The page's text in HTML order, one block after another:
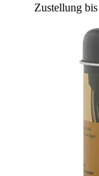
Zustellung